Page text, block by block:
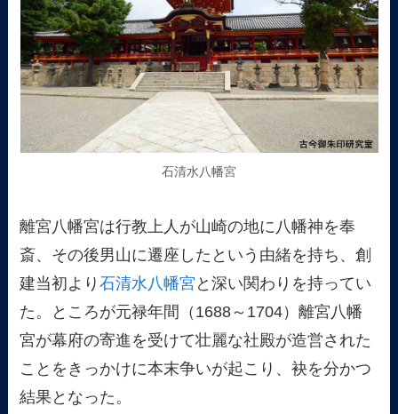
石清水八幡宮
離宮八幡宮は行教上人が山崎の地に八幡神を奉
斎、その後男山に遷座したという由緒を持ち、創
建当初より石清水八幡宮 と深い関わりを持ってい
た。ところが元禄年間（1688～1704）離宮八幡
宮が幕府の寄進を受けて壮麗な社殿が造営された
ことをきっかけに本末争いが起こり、袂を分かつ
結果となった。